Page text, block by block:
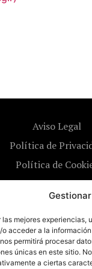
las mejores experiencias,
o acceder a la
permitirá procesar
únicas en este sitio.
a ciertas
Aviso Legal
Política de
Política de